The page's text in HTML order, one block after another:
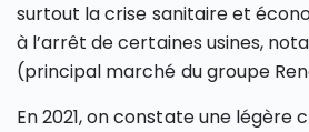
surtout la crise sanitaire et
à l’arrêt de certaines usines,
(principal marché du groupe
En 2021, on constate une légère